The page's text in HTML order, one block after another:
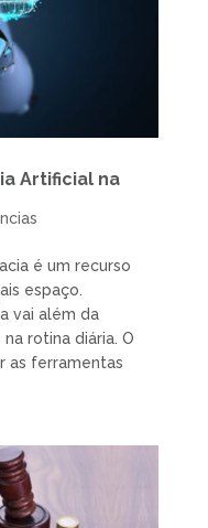
Artificial na
é um recurso
espaço.
vai além da
rotina diária. O
as ferramentas